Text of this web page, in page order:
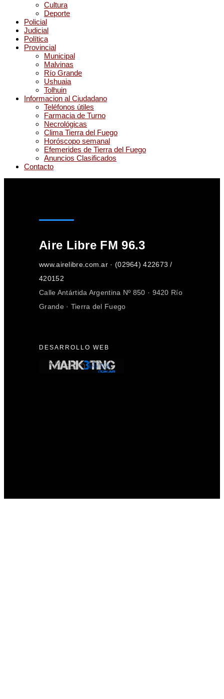
Cultura
Deporte
Policial
Judicial
Política
Provincial
Municipal
Malvinas
Río Grande
Ushuaia
Tolhuin
Informacion al Ciudadano
Teléfonos útiles
Farmacia de Turno
Necrológicas
Clima Tierra del Fuego
Horóscopo semanal
Efemerides de Tierra del Fuego
Anuncios Clasificados
Contacto
Aire Libre FM 96.3
www.airelibre.com.ar · (02964) 422673 /
420152
Calle Antártida Argentina Nº 850 · 9420 Río
Grande · Tierra del Fuego
DESARROLLO WEB